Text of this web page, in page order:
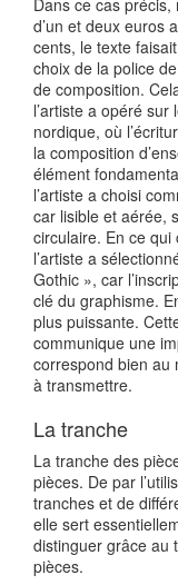
Dans ce cas
d’un et deux euros
cents, le texte
choix de la police
de composition.
l’artiste a opéré
nordique, où
la composition
élément
l’artiste a choisi
car lisible et aérée,
circulaire. En ce
l’artiste a
Gothic », car
clé du graphisme.
plus puissante.
communique une
correspond bien au
à transmettre.
La tranche
La tranche des
pièces. De par
tranches et de
elle sert
distinguer grâce au
pièces.